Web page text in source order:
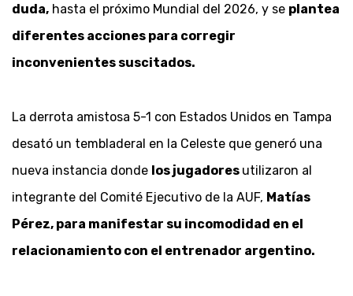
duda, hasta el próximo Mundial del 2026, y se plantea
diferentes acciones para corregir
inconvenientes suscitados.
La derrota amistosa 5-1 con Estados Unidos en Tampa
desató un tembladeral en la Celeste que generó una
nueva instancia donde los jugadores utilizaron al
integrante del Comité Ejecutivo de la AUF, Matías
Pérez, para manifestar su incomodidad en el
relacionamiento con el entrenador argentino.